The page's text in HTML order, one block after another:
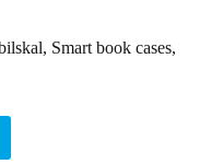
, Smart book cases,